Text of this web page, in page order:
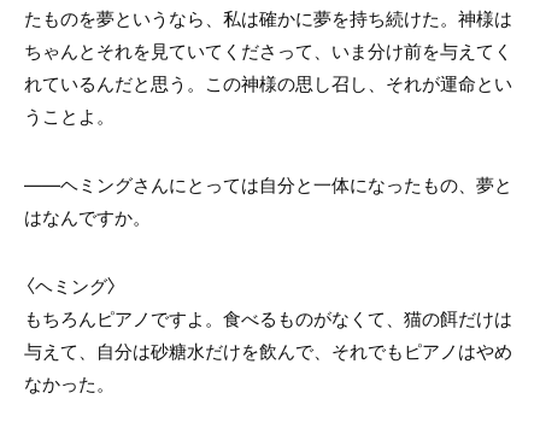
たものを夢というなら、私は確かに夢を持ち続けた。神様は
ちゃんとそれを見ていてくださって、いま分け前を与えてく
れているんだと思う。この神様の思し召し、それが運命とい
うことよ。
――ヘミングさんにとっては自分と一体になったもの、夢と
はなんですか。
〈ヘミング〉
もちろんピアノですよ。食べるものがなくて、猫の餌だけは
与えて、自分は砂糖水だけを飲んで、それでもピアノはやめ
なかった。